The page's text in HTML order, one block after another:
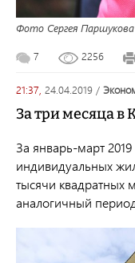
Фото Сергея Паршукова
7 2256
21:37, 24.04.2019 /
За три месяца в
За январь-март
индивидуальных
тысячи квадратных
аналогичный